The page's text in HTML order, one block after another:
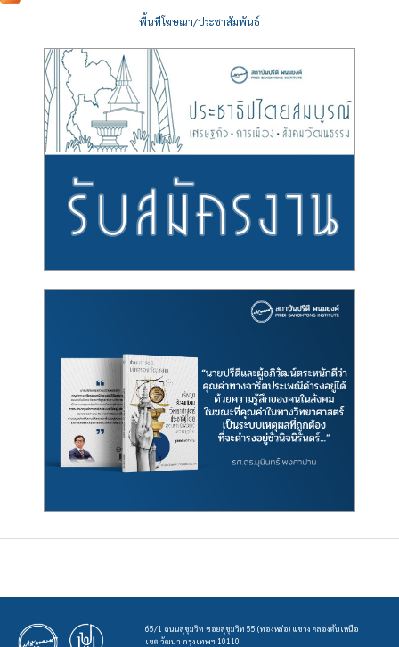
พื้นที่โฆษณา/ประชาสัมพันธ์
65/1 ถนนสุขุมวิท ซอยสุขุมวิท 55 (ทองหล่อ) แขวง คลองตันเหนือ
เขต วัฒนา กรุงเทพฯ 10110